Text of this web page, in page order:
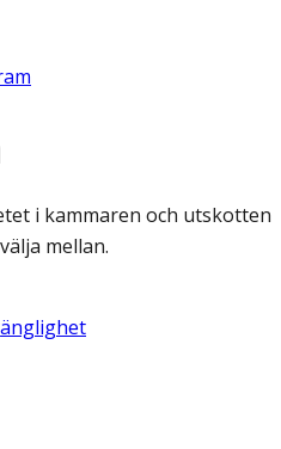
i kammaren och utskotten
mellan.